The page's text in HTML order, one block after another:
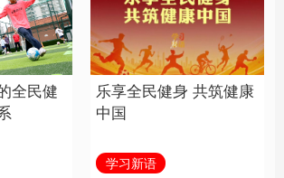
科创 量子 体育
书画 健康 军事
视频 图片 政务
全民健
乐享全民健身 共筑健康
中国
学习新语